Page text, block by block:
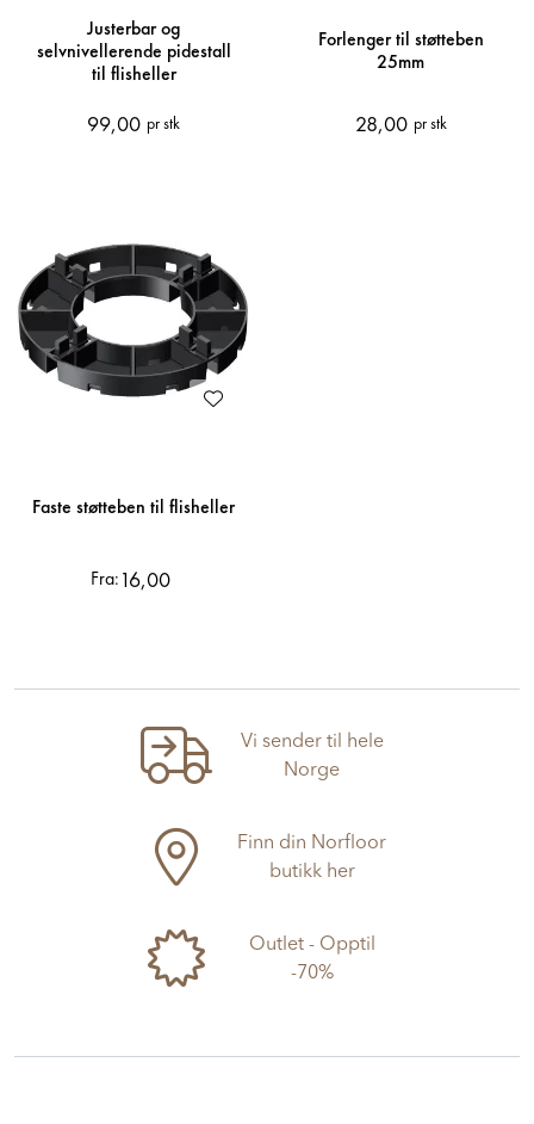
Justerbar og
selvnivellerende pidestall
til flisheller
99,00 pr stk
Forlenger til støtteben
25mm
28,00 pr stk
Faste støtteben til flisheller
Fra:16,00
Vi sender til hele
Norge
Finn din Norfloor
butikk her
Outlet - Opptil
-70%